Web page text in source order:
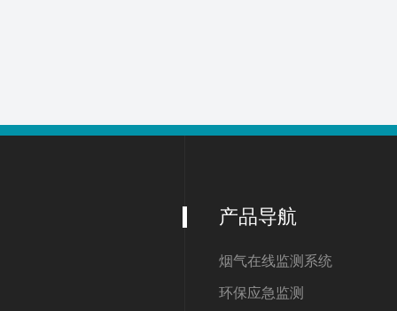
产品导航
烟气在线监测系统
环保应急监测